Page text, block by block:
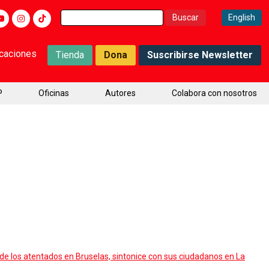
Buscar: English
Tienda Dona Suscribirse Newsletter
Oficinas Autores Colabora con nosotros
los atentados en Bruselas, sintonice con sus ciudadanos en La